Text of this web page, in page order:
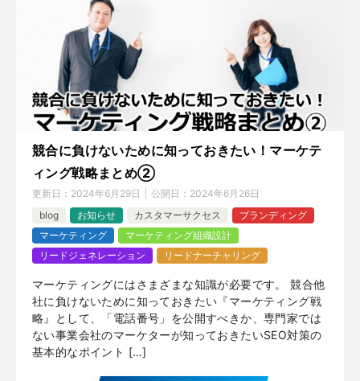
競合に負けないために知っておきたい！マーケテ
ィング戦略まとめ②
更新日： 2024年6月29日 公開日： 2024年6月26日
blog
お知らせ カスタマーサクセス
ブランディング
マーケティング
マーケティング組織設計
リードジェネレーション
リードナーチャリング
マーケティングにはさまざまな知識が必要です。 競合他
社に負けないために知っておきたい『マーケティング戦
略』として、「電話番号」を公開すべきか、専門家では
ない事業会社のマーケターが知っておきたいSEO対策の
基本的なポイント […]